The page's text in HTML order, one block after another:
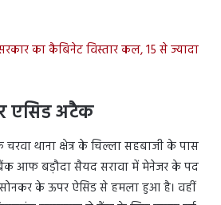
सरकार का कैबिनेट विस्तार कल, 15 से ज्यादा
एसिड अटैक
थाना क्षेत्र के चिल्ला सहबाजी के पास
बैंक आफ बड़ौदा सैयद सरावा में मेनेजर के पद
सोनकर के ऊपर ऐसिड से हमला हुआ है। वहीं